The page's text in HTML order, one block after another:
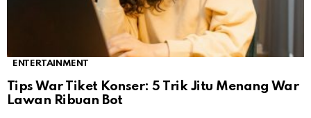
ENTERTAINMENT
Tips War Tiket Konser: 5 Trik Jitu Menang War
Lawan Ribuan Bot